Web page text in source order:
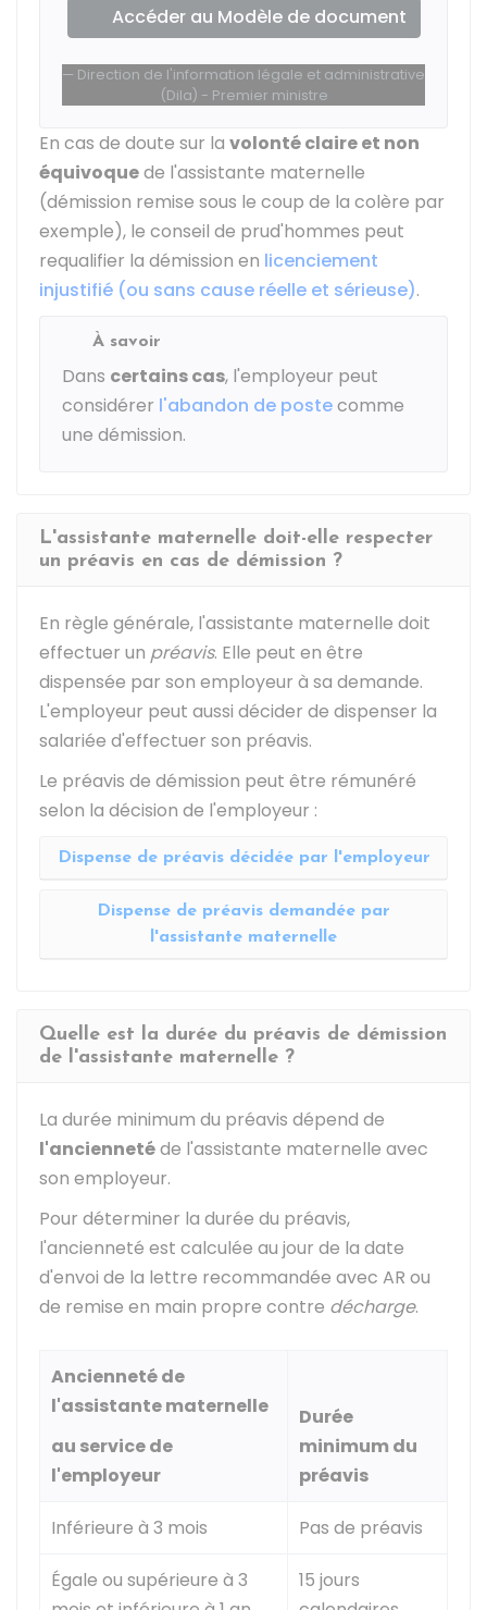
Accéder au Modèle de document
Direction de l'information légale et administrative
(Dila) - Premier ministre
En cas de doute sur la volonté claire et non
équivoquede l'assistante maternelle
(démission remise sous le coup de la colère par
exemple), le conseil de prud'hommes peut
requalifier la démission en licenciement
injustifié (ou sans cause réelle et sérieuse).
À savoir
Dans certains cas, l'employeur peut
considérer l'abandon de postecomme
une démission.
L'assistante maternelle doit-elle respecter
un préavis en cas de démission ?
En règle générale, l'assistante maternelle doit
effectuer un préavis. Elle peut en être
dispensée par son employeur à sa demande.
L'employeur peut aussi décider de dispenser la
salariée d'effectuer son préavis.
Le préavis de démission peut être rémunéré
selon la décision de l'employeur :
Dispense de préavis décidée par l'employeur
Dispense de préavis demandée par
l'assistante maternelle
Quelle est la durée du préavis de démission
de l'assistante maternelle ?
La durée minimum du préavis dépend de
l'anciennetéde l'assistante maternelle avec
son employeur.
Pour déterminer la durée du préavis,
l'ancienneté est calculée au jour de la date
d'envoi de la lettre recommandée avec AR ou
de remise en main propre contre décharge.
Ancienneté de
l'assistante maternelle
au service de
l'employeur
Durée
minimum du
préavis
Inférieure à 3 mois Pas de préavis
Égale ou supérieure à 3
15 jours